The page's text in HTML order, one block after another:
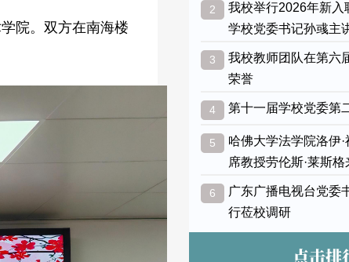
院。双方在南海楼
2 我校举行2026年新入
学校党委书记孙彧主
3 我校教师团队在第六
荣誉
4 第十一届学校党委第
5 哈佛大学法学院洛伊
席教授劳伦斯·莱斯
6 广东广播电视台党委
行莅校调研
点击排